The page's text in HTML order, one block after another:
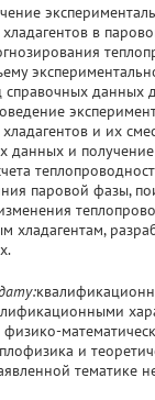
в
справочных данных
и их
данных и
паровой фазы,
хладагентам,
физико-
и
тематике